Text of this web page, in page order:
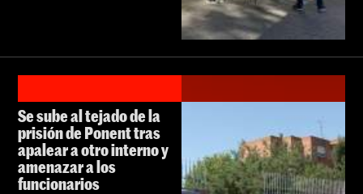
Se sube al tejado de la
prisión de Ponent tras
apalear a otro interno y
amenazar a los
funcionarios